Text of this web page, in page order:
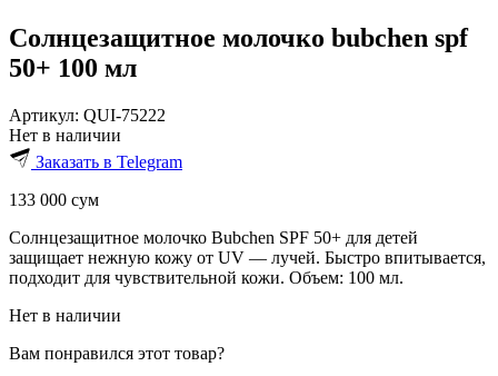
Солнцезащитное молочко bubchen spf
50+ 100 мл
Артикул: QUI-75222
Нет в наличии
Заказать в Telegram
133 000 сум
Солнцезащитное молочко Bubchen SPF 50+ для детей
защищает нежную кожу от UV — лучей. Быстро впитывается,
подходит для чувствительной кожи. Объем: 100 мл.
Нет в наличии
Вам понравился этот товар?